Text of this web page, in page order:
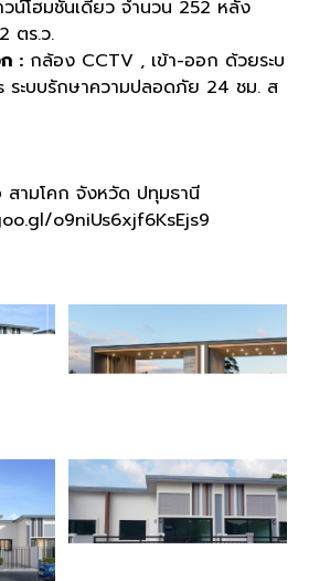
วน์โฮมชั้นเดียว จำนวน 252 หลัง
ตร.ว.
: กล้อง CCTV , เข้า-ออก ด้วยระบ
ระบบรักษาความปลอดภัย 24 ชม. ส
สามโคก จังหวัด ปทุมธานี
o9niUs6xjf6KsEjs9